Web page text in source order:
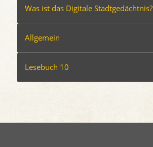
Was ist das Digitale Stadtgedächtnis?
Allgemein
Lesebuch 10